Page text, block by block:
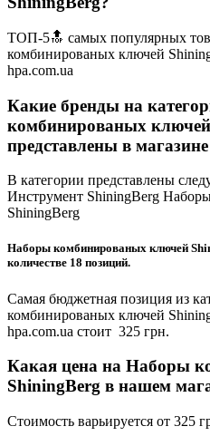
ТОП-5🔝 самых популярных
комбинированых ключей
hpa.com.ua
Какие бренды на
комбинированых
представлены в
В категории представлены
Инструмент ShiningBerg
ShiningBerg
Наборы комбинированых ключей
количестве 18 позиций.
Самая бюджетная позиция из
комбинированых ключей
hpa.com.ua стоит 325 грн.
Какая цена на Наборы
ShiningBerg в нашем
Стоимость варьируется от 325